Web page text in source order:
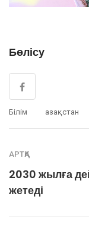
Бөлісу
Білім Қазақстан
АРТҚА
2030 жылға
жетеді